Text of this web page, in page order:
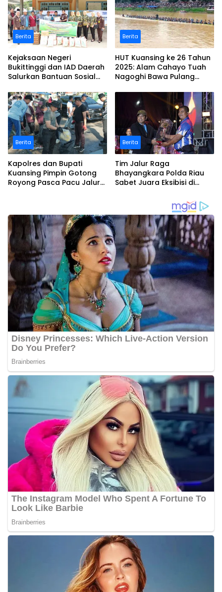
Berita
Kejaksaan Negeri
Bukittinggi dan IAD Daerah
Salurkan Bantuan Sosial
Longsor
Berita
HUT Kuansing ke 26 Tahun
2025: Alam Cahayo Tuah
Nagoghi Bawa Pulang
Berita
Kapolres dan Bupati
Kuansing Pimpin Gotong
Royong Pasca Pacu Jalur
Berita
Tim Jalur Raga
Bhayangkara Polda Riau
Sabet Juara Eksibisi di